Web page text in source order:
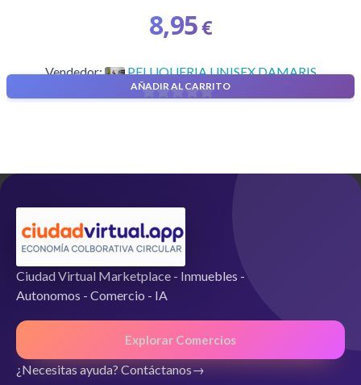
8,95€
AÑADIR AL CARRITO
Vendedor: PELUQUERIA UNISEX DAMARIS
5
Ciudad Virtual Marketplace - Inmuebles -
Autonomos - Comercio - IA
Explorar Comercios
¿Necesitas ayuda? Contáctanos